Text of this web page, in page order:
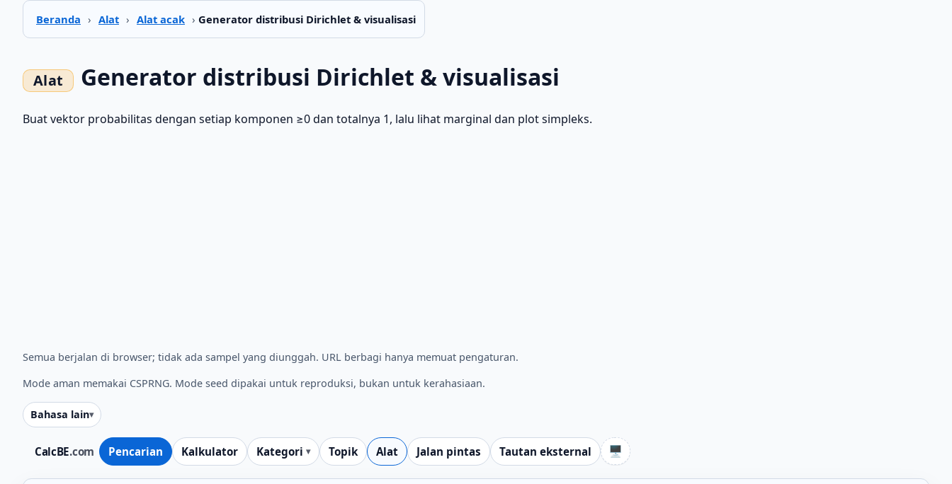
Beranda › Alat › Alat acak › Generator distribusi Dirichlet & visualisasi
CalcBE.com Pencarian Kalkulator Kategori Topik Alat Jalan pintas Tautan eksternal 🖥️
Generator distribusi Dirichlet & visualisasi
Buat vektor probabilitas dengan setiap komponen ≥0 dan totalnya 1, lalu lihat marginal dan plot simpleks.
Semua berjalan di browser; tidak ada sampel yang diunggah. URL berbagi hanya memuat pengaturan.
Mode aman memakai CSPRNG. Mode seed dipakai untuk reproduksi, bukan untuk kerahasiaan.
Bahasa lain